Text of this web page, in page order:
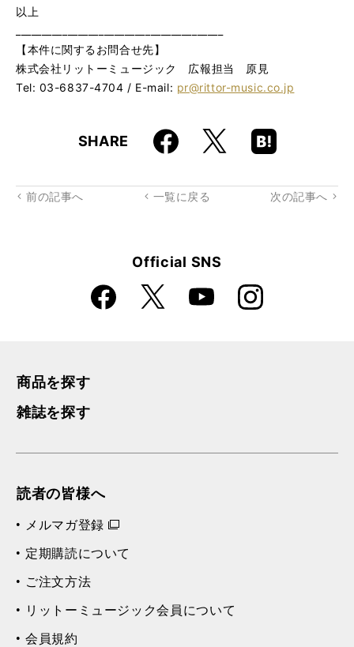
以上
【本件に関するお問合せ先】
株式会社リットーミュージック 広報担当 原見
Tel: 03-6837-4704 / E-mail: pr@rittor-music.co.jp
SHARE Faceboo
k
X
Hatena
Boo
rk
前の記事へ 一覧に戻る 次の記事へ
Official SNS
Faceboo
k
X YouTube Instagra
m
商品を探す
雑誌を探す
読者の皆様へ
メルマガ登録
定期購読について
ご注文方法
リットーミュージック会員について
会員規約